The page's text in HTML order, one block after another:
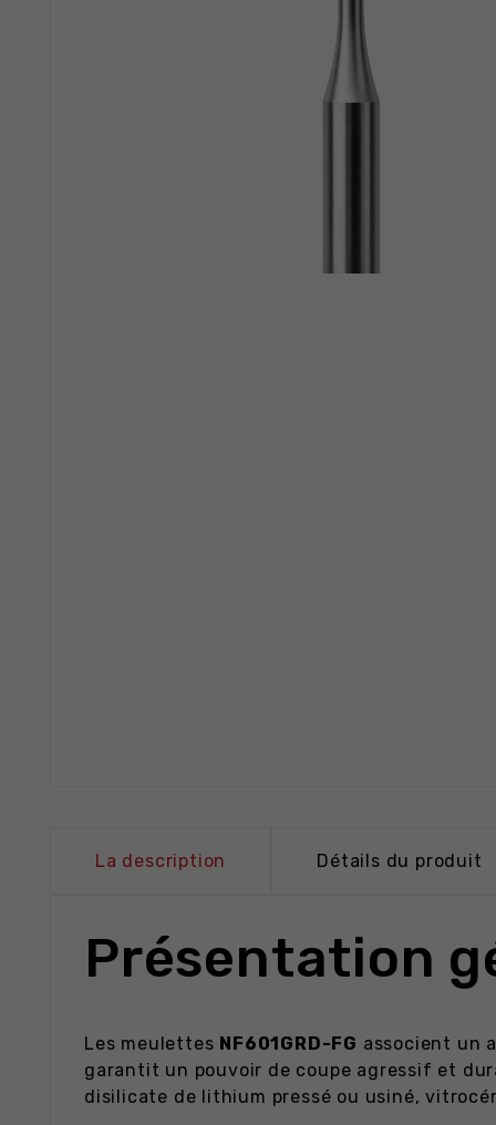
La description Détails du produit
Présentation
Les meulettes NF601GRD-FG associent un
garantit un pouvoir de coupe agressif et
disilicate de lithium pressé ou usiné,